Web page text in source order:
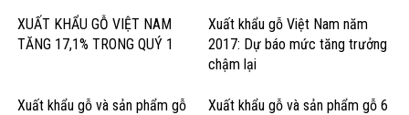
XUẤT KHẨU GỖ VIỆT NAM
TĂNG 17,1% TRONG QUÝ 1
Xuất khẩu gỗ Việt Nam năm
2017: Dự báo mức tăng trưởng
chậm lại
Xuất khẩu gỗ và sản phẩm gỗ
Xuất khẩu gỗ và sản phẩm gỗ 6